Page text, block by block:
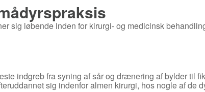
sig løbende inden for kirurgi- og medicinsk
indgreb fra syning af sår og drænering af bylder til
sig indenfor almen kirurgi, hos nogle af de